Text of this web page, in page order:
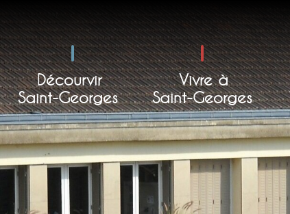
Décourvir
Saint-Georges
Vivre à
Saint-Georges